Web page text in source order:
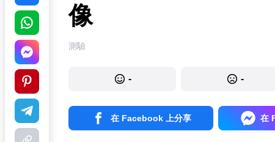
像
測驗
- -
在 Facebook 上分享 在